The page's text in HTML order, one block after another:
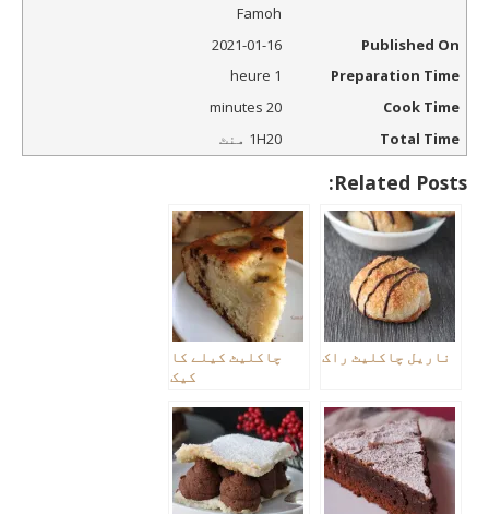
Famoh
Published On
2021-01-16
Preparation Time
1 heure
Cook Time
20 minutes
Total Time
1H20 منٹ
Related Posts:
ناریل چاکلیٹ راک
چاکلیٹ کیلے کا
کیک